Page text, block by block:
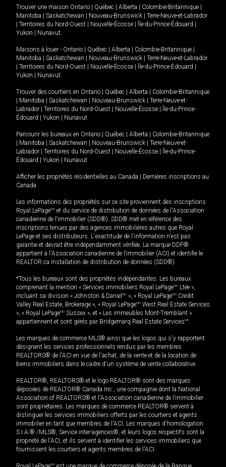
Trouver une maison Ontario Québec Alberta Colombie-Britannique
Manitoba
Saskatchewan Nouveau-Brunswick
Terre-Neuve-et-Labrador
Territoires du Nord-Ouest Nouvelle-Écosse Île-du-Prince-Édouard
Yukon
Nunavut.
Maisons à louer - Ontario Québec Alberta Colombie-Britannique
Manitoba
Saskatchewan Nouveau-Brunswick
Terre-Neuve-et-Labrador
Territoires du Nord-Ouest Nouvelle-Écosse Île-du-Prince-Édouard
Yukon
Nunavut.
Trouver des courtiers en Ontario Québec Alberta
Colombie-Britannique
Manitoba Saskatchewan Nouveau-Brunswick
Terre-Neuve-et-
Labrador
Territoires du Nord-Ouest Nouvelle-Écosse
Île-du-Prince-
Édouard
Yukon Nunavut
Parcourir les bureaux en Ontario Québec Alberta
Colombie-Britannique
Manitoba Saskatchewan Nouveau-Brunswick
Terre-Neuve-et-
Labrador
Territoires du Nord-Ouest Nouvelle-Écosse
Île-du-Prince-
Édouard
Yukon Nunavut
Afficher les propriétés résidentielles au Canada
Dernières inscriptions au
Canada
Les informations des propriétés sur ce site proviennent des inscriptions
Royal LePageMD et du service de distribution de données de l'Association
canadienne de l’immobilier (SDD®). SDD® met en référence des
inscriptions tenues par des agences immobilières autres que Royal
LePage et ses distributeurs. L'exactitude de l'information n'est pas
garantie et devrait être indépendamment vérifiée. La marque DDF®
appartient à l'Association canadienne de l’immobilier (ACI) et identifie le
REALTOR.ca Installation de distribution de données (SDD®).
*Tous les bureaux sont des propriétés indépendantes. Les bureaux
comprenant la mention « Services immobiliers Royal LePageMD Ltée »,
incluant sa division « Johnston & Daniel MD », « Royal LePageMD Credit
Valley Real Estate, Brokerage », « Royal LePageMD West Real Estate Services
», « Royal LePageMD Sussex », et « Les immeubles Mont-Tremblant »
appartiennent et sont gérés par Bridgemarq Real Estate ServicesMD.
Les marques de commerce MLS® ainsi que les logos qui s'y rapportent
désignent les services professionnels rendus par les membres
REALTORS® de l'ACI en vue de l'achat, de la vente et de la location de
biens immobiliers dans le cadre d'un système de vente collaborative.
REALTOR®, REALTORS® et le logo REALTOR® sont des marques
déposées de REALTOR® Canada Inc., une compagnie dont la National
Association of REALTORS® et l'Association canadienne de l’immobilier
sont propriétaires. Les marques de commerce REALTOR® servent à
distinguer les services immobiliers offerts par les courtiers et agents
immobilier en tant que membres de l'ACI. Les marques d'homologation
S.I.A.® /MLS®, Service inter-agences®, et leurs logos respectifs sont la
propriété de l'ACI, et ils servent à identifier les services immobiliers que
fournissent les courtiers et agents membres de l'ACI.
MD